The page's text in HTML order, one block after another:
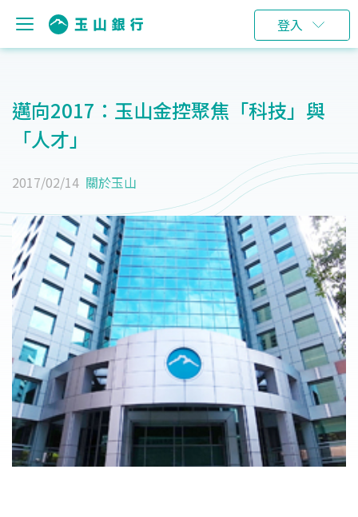
登入
邁向2017：玉山金控聚焦「科技」與
「人才」
2017/02/14 關於玉山